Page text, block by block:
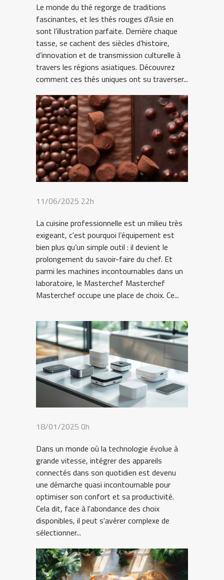
Le monde du thé regorge de traditions
fascinantes, et les thés rouges d’Asie en
sont l’illustration parfaite. Derrière chaque
tasse, se cachent des siècles d’histoire,
d’innovation et de transmission culturelle à
travers les régions asiatiques. Découvrez
comment ces thés uniques ont su traverser...
11/06/2025 22h
La cuisine professionnelle est un milieu très
exigeant, c'est pourquoi l’équipement est
bien plus qu’un simple outil : il devient le
prolongement du savoir-faire du chef. Et
parmi les machines incontournables dans un
laboratoire, le Masterchef Masterchef
Masterchef occupe une place de choix. Ce...
18/01/2025 0h
Dans un monde où la technologie évolue à
grande vitesse, intégrer des appareils
connectés dans son quotidien est devenu
une démarche quasi incontournable pour
optimiser son confort et sa productivité.
Cela dit, face à l'abondance des choix
disponibles, il peut s'avérer complexe de
sélectionner...